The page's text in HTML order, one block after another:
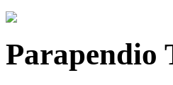
Parapendio